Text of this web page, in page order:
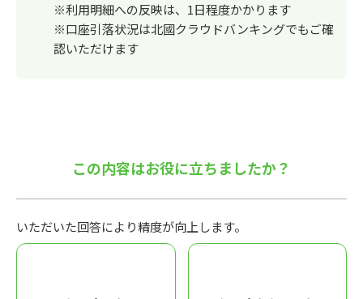
※利用明細への反映は、1日程度かかります
※口座引落状況は北國クラウドバンキングでもご確
認いただけます
この内容はお役に立ちましたか？
いただいた回答により精度が向上します。